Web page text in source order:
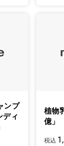
ンプ
ディ
植物
億」
税込